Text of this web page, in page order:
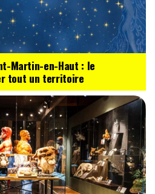
Martin-en-Haut : le
tout un territoire